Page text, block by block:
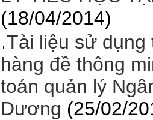
(18/04/2014)
Tài liệu sử dụng
hàng đề thông
toán quản lý
Dương (25/02/